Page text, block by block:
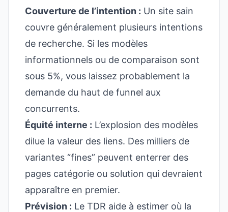
Couverture de l’intention : Un site sain
couvre généralement plusieurs intentions
de recherche. Si les modèles
informationnels ou de comparaison sont
sous 5%, vous laissez probablement la
demande du haut de funnel aux
concurrents.
Équité interne : L’explosion des modèles
dilue la valeur des liens. Des milliers de
variantes “fines” peuvent enterrer des
pages catégorie ou solution qui devraient
apparaître en premier.
Prévision : Le TDR aide à estimer où la